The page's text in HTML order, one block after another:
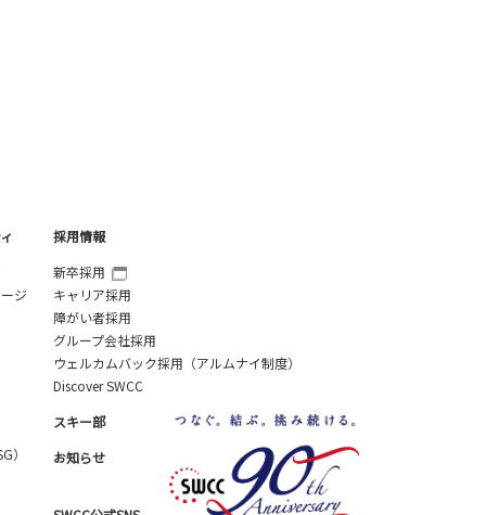
ジ
）
採用情報
新卒採用
キャリア採用
障がい者採用
グループ会社採用
ウェルカムバック採用（アルムナイ制度）
Discover SWCC
スキー部
お知らせ